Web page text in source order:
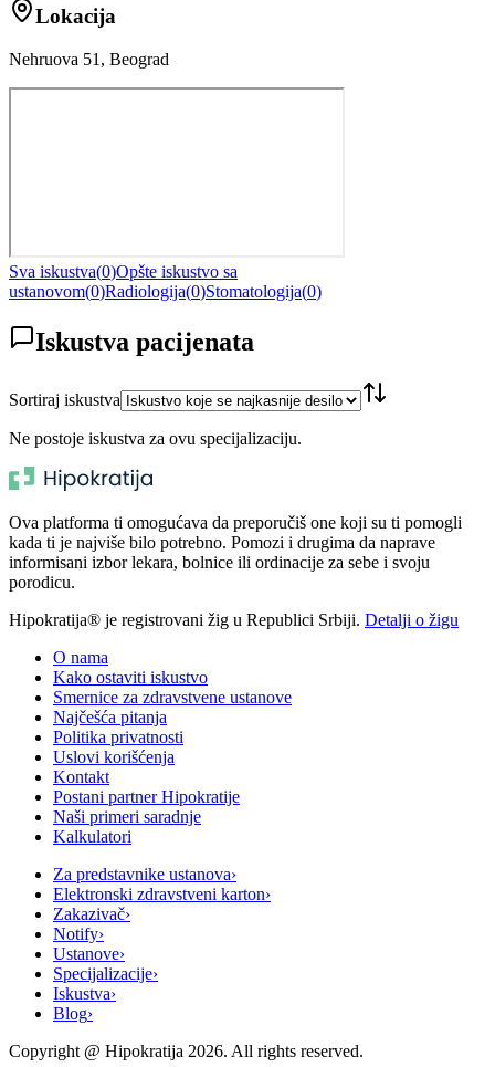
Lokacija
Nehruova 51, Beograd
Sva iskustva(0)Opšte iskustvo sa
ustanovom(0)Radiologija(0)Stomatologija(0)
Iskustva pacijenata
Sortiraj iskustva
Ne postoje iskustva za ovu specijalizaciju.
Ova platforma ti omogućava da preporučiš one koji su ti pomogli
kada ti je najviše bilo potrebno. Pomozi i drugima da naprave
informisani izbor lekara, bolnice ili ordinacije za sebe i svoju
porodicu.
Hipokratija® je registrovani žig u Republici Srbiji. Detalji o žigu
O nama
Kako ostaviti iskustvo
Smernice za zdravstvene ustanove
Najčešća pitanja
Politika privatnosti
Uslovi korišćenja
Kontakt
Postani partner Hipokratije
Naši primeri saradnje
Kalkulatori
Za predstavnike ustanova›
Elektronski zdravstveni karton›
Zakazivač›
Notify›
Ustanove›
Specijalizacije›
Iskustva›
Blog›
Copyright @ Hipokratija 2026. All rights reserved.